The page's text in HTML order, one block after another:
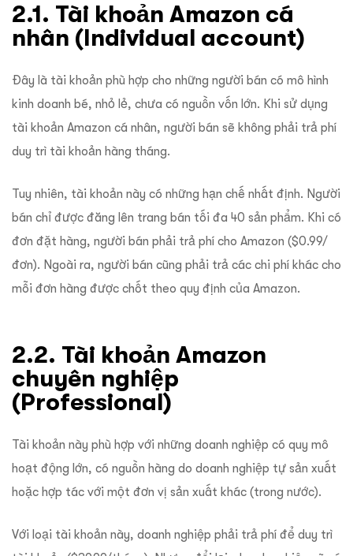
2.1. Tài khoản Amazon cá
nhân (Individual account)
Đây là tài khoản phù hợp cho những người bán có mô hình
kinh doanh bé, nhỏ lẻ, chưa có nguồn vốn lớn. Khi sử dụng
tài khoản Amazon cá nhân, người bán sẽ không phải trả phí
duy trì tài khoản hàng tháng.
Tuy nhiên, tài khoản này có những hạn chế nhất định. Người
bán chỉ được đăng lên trang bán tối đa 40 sản phẩm. Khi có
đơn đặt hàng, người bán phải trả phí cho Amazon ($0.99/
đơn). Ngoài ra, người bán cũng phải trả các chi phí khác cho
mỗi đơn hàng được chốt theo quy định của Amazon.
2.2. Tài khoản Amazon
chuyên nghiệp
(Professional)
Tài khoản này phù hợp với những doanh nghiệp có quy mô
hoạt động lớn, có nguồn hàng do doanh nghiệp tự sản xuất
hoặc hợp tác với một đơn vị sản xuất khác (trong nước).
Với loại tài khoản này, doanh nghiệp phải trả phí để duy trì